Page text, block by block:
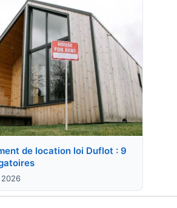
de location loi Duflot : 9
2026